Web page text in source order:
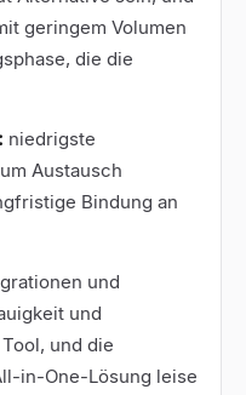
geringem Volumen
die die
niedrigste
Austausch
Bindung an
und
und
und die
in-One-Lösung leise